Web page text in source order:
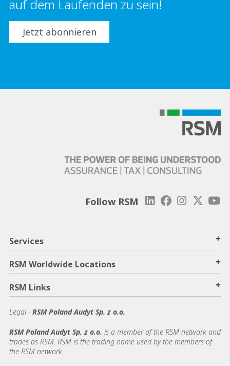
auf dem Laufenden zu sein!
Jetzt abonnieren
Follow RSM
Services +
RSM Worldwide Locations +
RSM Links +
Legal - RSM Poland Audyt Sp. z o.o.
RSM Poland Audyt Sp. z o.o. is a member of the RSM network and
trades as RSM. RSM is the trading name used by the members of
the RSM network.